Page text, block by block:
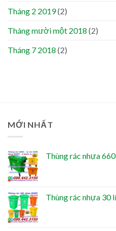
Tháng 2 2019(2)
Tháng mười một 2018 (2)
Tháng 7 2018 (2)
MỚI NHẤT
Thùng rác nhựa
Thùng rác nhựa 30